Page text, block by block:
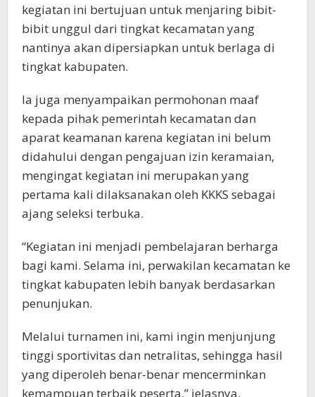
kegiatan ini bertujuan untuk menjaring bibit-
bibit unggul dari tingkat kecamatan yang
nantinya akan dipersiapkan untuk berlaga di
tingkat kabupaten.
Ia juga menyampaikan permohonan maaf
kepada pihak pemerintah kecamatan dan
aparat keamanan karena kegiatan ini belum
didahului dengan pengajuan izin keramaian,
mengingat kegiatan ini merupakan yang
pertama kali dilaksanakan oleh KKKS sebagai
ajang seleksi terbuka.
“Kegiatan ini menjadi pembelajaran berharga
bagi kami. Selama ini, perwakilan kecamatan ke
tingkat kabupaten lebih banyak berdasarkan
penunjukan.
Melalui turnamen ini, kami ingin menjunjung
tinggi sportivitas dan netralitas, sehingga hasil
yang diperoleh benar-benar mencerminkan
kemampuan terbaik peserta,” jelasnya.